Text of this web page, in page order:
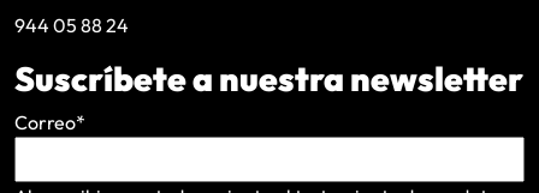
944 05 88 24
Suscríbete a nuestra newsletter
Correo*